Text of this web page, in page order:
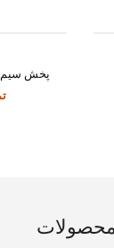
پخش سیم و